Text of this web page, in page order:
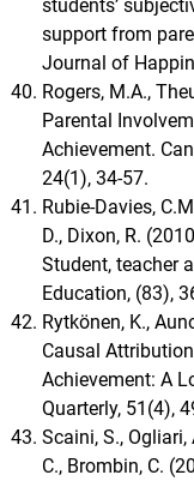
students’
support from
Journal of
Rogers, M.A.,
Parental
Achievement.
24(1), 34-57.
Rubie-Davies,
D., Dixon, R.
Student, teacher
Education, (83),
Rytkönen, K.,
Causal
Achievement: A
Quarterly, 51(4),
Scaini, S., Ogliari,
C., Brombin, C.